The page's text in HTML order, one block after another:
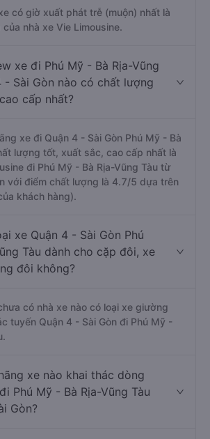
có giờ xuất phát trễ (muộn) nhất là
nhà xe Vie Limousine.
xe đi Phú Mỹ - Bà Rịa-Vũng
- Sài Gòn nào có chất lượng
cấp nhất?
xe đi Quận 4 - Sài Gòn Phú Mỹ - Bà
lượng tốt, xuất sắc, cao cấp nhất là
đi Phú Mỹ - Bà Rịa-Vũng Tàu từ
với điểm chất lượng là 4.7/5 dựa trên
khách hàng).
xe Quận 4 - Sài Gòn Phú
Tàu dành cho cặp đôi, xe
đôi không?
có nhà xe nào có loại xe giường
tuyến Quận 4 - Sài Gòn đi Phú Mỹ -
xe nào khai thác dòng
Phú Mỹ - Bà Rịa-Vũng Tàu
Gòn?